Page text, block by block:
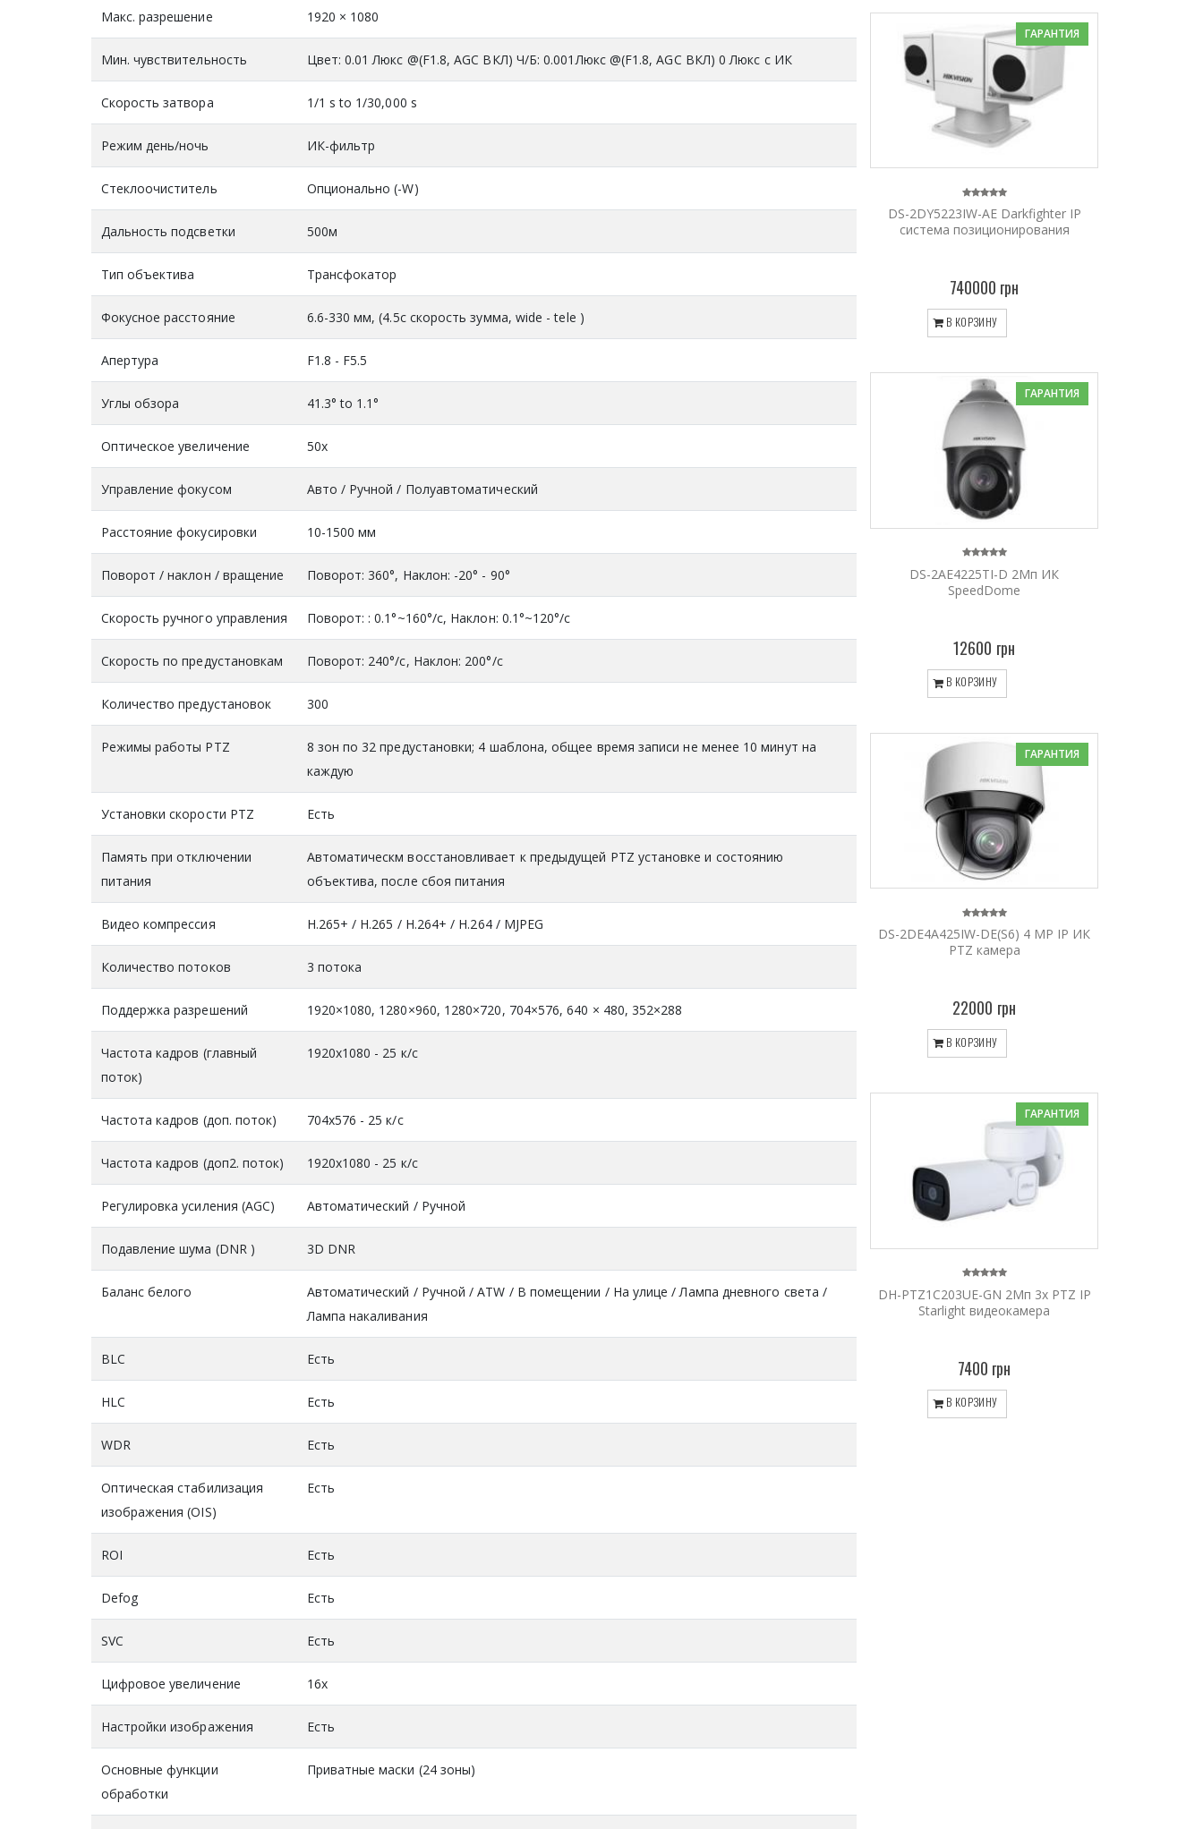
Макс. разрешение 1920 × 1080
Мин. чувствительность Цвет: 0.01 Люкс @(F1.8, AGC ВКЛ) Ч/Б: 0.001Люкс @(F1.8, AGC ВКЛ) 0 Люкс с ИК
Скорость затвора 1/1 s to 1/30,000 s
Режим день/ночь ИК-фильтр
Стеклоочиститель Опционально (-W)
Дальность подсветки 500м
Тип объектива Трансфокатор
Фокусное расстояние 6.6-330 мм, (4.5с скорость зумма, wide - tele )
Апертура F1.8 - F5.5
Углы обзора 41.3° to 1.1°
Оптическое увеличение 50х
Управление фокусом Авто / Ручной / Полуавтоматический
Расстояние фокусировки 10-1500 мм
Поворот / наклон / вращение Поворот: 360°, Наклон: -20° - 90°
Скорость ручного управления Поворот: : 0.1°~160°/с, Наклон: 0.1°~120°/с
Скорость по предустановкам Поворот: 240°/с, Наклон: 200°/с
Количество предустановок 300
Режимы работы PTZ
8 зон по 32 предустановки; 4 шаблона, общее время записи не менее 10 минут на
каждую
Установки скорости PTZ Есть
Память при отключении
питания
Автоматическм восстановливает к предыдущей PTZ установке и состоянию
объектива, после сбоя питания
Видео компрессия H.265+ / H.265 / H.264+ / H.264 / MJPEG
Количество потоков 3 потока
Поддержка разрешений 1920×1080, 1280×960, 1280×720, 704×576, 640 × 480, 352×288
Частота кадров (главный
поток)
1920x1080 - 25 к/с
Частота кадров (доп. поток) 704х576 - 25 к/с
Частота кадров (доп2. поток) 1920x1080 - 25 к/с
Регулировка усиления (AGC) Автоматический / Ручной
Подавление шума (DNR ) 3D DNR
Баланс белого
Автоматический / Ручной / ATW / В помещении / На улице / Лампа дневного света /
Лампа накаливания
BLC Есть
HLC Есть
WDR Есть
Оптическая стабилизация
изображения (OIS)
Есть
ROI Есть
Defog Есть
SVC Есть
Цифровое увеличение 16х
Настройки изображения Есть
Основные функции
обработки
Приватные маски (24 зоны)
ГАРАНТИЯ
DS-2DY5223IW-AE Darkfighter IP
система позиционирования
740000 грн
В КОРЗИНУ
ГАРАНТИЯ
DS-2AE4225TI-D 2Мп ИК
SpeedDome
12600 грн
В КОРЗИНУ
ГАРАНТИЯ
DS-2DE4A425IW-DE(S6) 4 MP IP ИК
PTZ камера
22000 грн
В КОРЗИНУ
ГАРАНТИЯ
DH-PTZ1C203UE-GN 2Мп 3х PTZ IP
Starlight видеокамера
7400 грн
В КОРЗИНУ